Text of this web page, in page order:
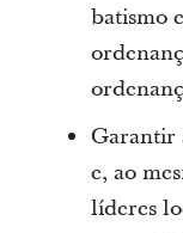
batismo
Garantir
e, ao
líderes